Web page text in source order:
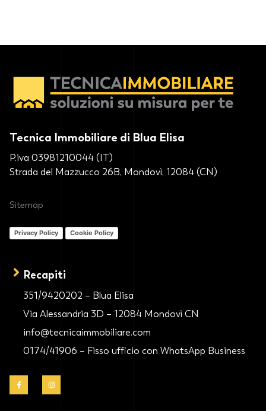
Tecnica Immobiliare di Blua Elisa
P.iva 03981210044 (IT)
Strada del Mazzucco 26B, Mondovì, 12084 (CN)
Sitemap
Privacy Policy Cookie Policy
Recapiti
351/9420202 – Blua Elisa
Via Alessandria 3D – 12084 Mondovì CN
info@tecnicaimmobiliare.com
0174/41906 – Fisso ufficio con WhatsApp Business